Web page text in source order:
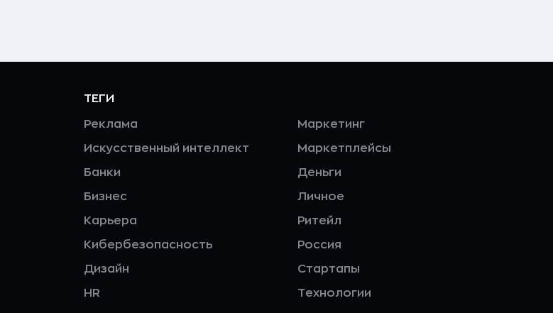
ТЕГИ
Реклама
Искусственный интеллект
Банки
Бизнес
Карьера
Кибербезопасность
Дизайн
HR
Маркетинг
Маркетплейсы
Деньги
Личное
Ритейл
Россия
Стартапы
Технологии